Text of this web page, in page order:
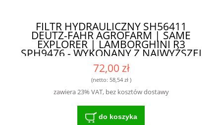
FILTR HYDRAULICZNY SH56411
DEUTZ-FAHR AGROFARM | SAME
EXPLORER | LAMBORGHINI R3
SPH9476 - WYKONANY Z NAJWYŻSZEJ
KLASY MATERIAŁÓW
72,00 zł
(netto: 58,54 zł)
zawiera 23% VAT, bez kosztów dostawy
do koszyka